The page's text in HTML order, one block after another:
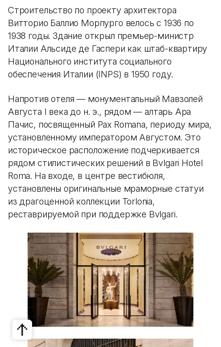
Строительство по проекту архитектора
Витторио Баллио Морпурго велось с 1936 по
1938 годы. Здание открыл премьер-министр
Италии Альсиде де Гаспери как штаб-квартиру
Национального института социального
обеспечения Италии (INPS) в 1950 году.
Напротив отеля — монументальный Мавзолей
Августа I века до н. э., рядом — алтарь Ара
Пачис, посвященный Pax Romana, периоду мира,
установленному императором Августом. Это
историческое расположение подчеркивается
рядом стилистических решений в Bvlgari Hotel
Roma. На входе, в центре вестибюля,
установлены оригинальные мраморные статуи
из драгоценной коллекции Torlonia,
реставрируемой при поддержке Bvlgari.